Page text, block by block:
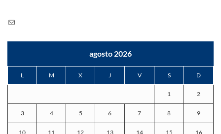
Correo
agosto 2026
L M X J V S D
1 2
3 4 5 6 7 8 9
10 11 12 13 14 15 16